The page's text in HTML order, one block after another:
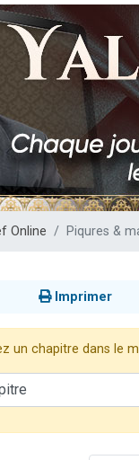
10
Il reste
Dovan vient
2
2
Malgorzata
3
Online Piqures &
Imprimer
un chapitre dans le